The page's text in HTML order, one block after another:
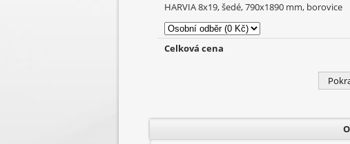
HARVIA 8x19, šedé, 790x1890 mm, borovice
Celková cena